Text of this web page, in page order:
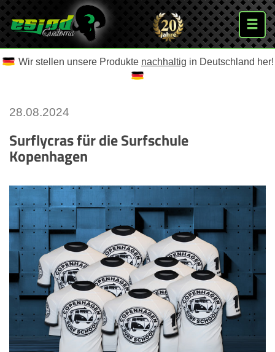
Wir stellen unsere Produkte nachhaltig in Deutschland her!
28.08.2024
Surflycras für die Surfschule
Kopenhagen